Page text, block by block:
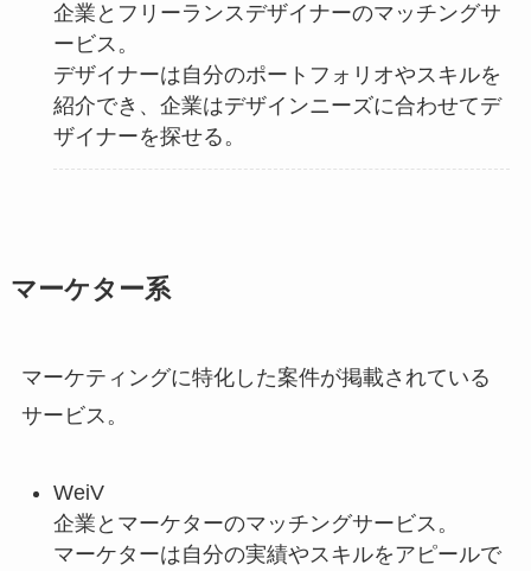
企業とフリーランスデザイナーのマッチングサ
ービス。
デザイナーは自分のポートフォリオやスキルを
紹介でき、企業はデザインニーズに合わせてデ
ザイナーを探せる。
マーケター系
マーケティングに特化した案件が掲載されている
サービス。
WeiV
企業とマーケターのマッチングサービス。
マーケターは自分の実績やスキルをアピールで